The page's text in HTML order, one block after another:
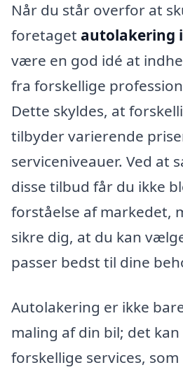
Når du står overfor at
foretaget autolakering
være en god idé at
fra forskellige
Dette skyldes, at
tilbyder varierende
serviceniveauer. Ved at
disse tilbud får du ikke
forståelse af markedet,
sikre dig, at du kan
passer bedst til dine
Autolakering er ikke
maling af din bil; det
forskellige services,